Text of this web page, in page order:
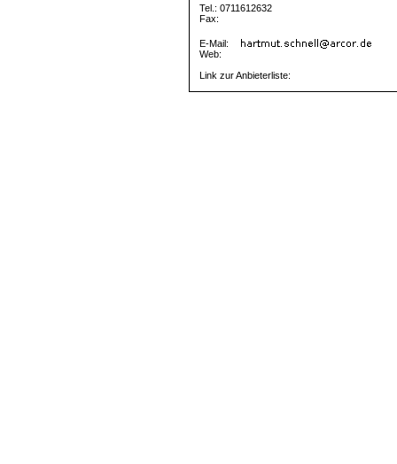
Tel.: 0711612632
Fax:
E-Mail:
Web:
Link zur Anbieterliste: